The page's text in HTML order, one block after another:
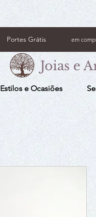
Portes Grátis em
Joias e
Estilos e Ocasiões